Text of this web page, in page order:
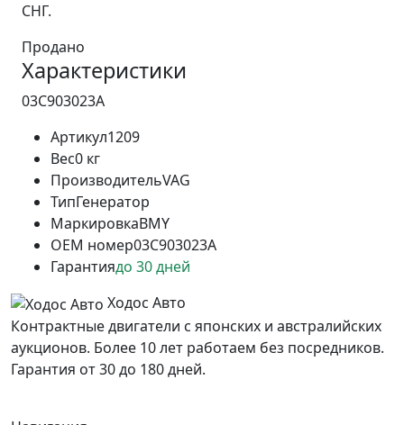
СНГ.
Продано
Характеристики
03C903023A
Артикул1209
Вес0 кг
ПроизводительVAG
ТипГенератор
МаркировкаBMY
OEM номер03C903023A
Гарантиядо 30 дней
Ходос Авто
Контрактные двигатели с японских и австралийских
аукционов. Более 10 лет работаем без посредников.
Гарантия от 30 до 180 дней.